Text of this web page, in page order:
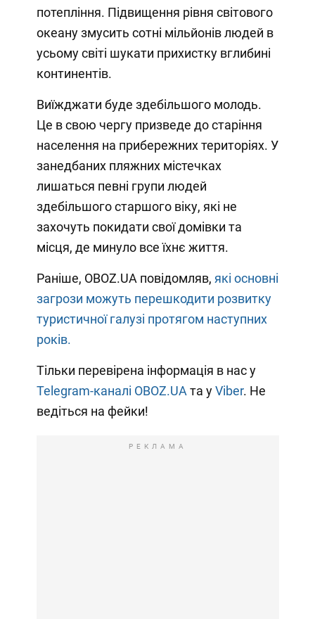
потепління. Підвищення рівня світового
океану змусить сотні мільйонів людей в
усьому світі шукати прихистку вглибині
континентів.
Виїжджати буде здебільшого молодь.
Це в свою чергу призведе до старіння
населення на прибережних територіях. У
занедбаних пляжних містечках
лишаться певні групи людей
здебільшого старшого віку, які не
захочуть покидати свої домівки та
місця, де минуло все їхнє життя.
Раніше, OBOZ.UA повідомляв, які основні
загрози можуть перешкодити розвитку
туристичної галузі протягом наступних
років.
Тільки перевірена інформація в нас у
Telegram-каналі OBOZ.UA та уViber. Не
ведіться на фейки!
РЕКЛАМА